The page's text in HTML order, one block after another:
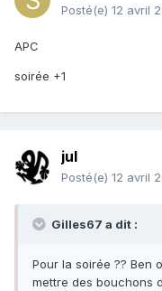
Posté(e) 12 avril
APC
soirée +1
jul
Posté(e) 12 avril
Gilles67 a dit :
Pour la soirée ?? Ben
mettre des bouchons